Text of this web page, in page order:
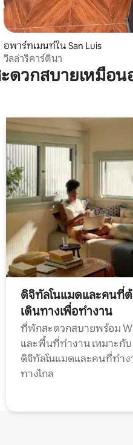
อพาร์ทเมนท์ใน San Luis
วิลล่าริคาร์ดินา
ดวกสบายเหมือ
ดิจิทัลโนแมดและคนที่
เดินทางเพื่อทำงาน
ที่พักสะดวกสบายพร้อม
และพื้นที่ทำงาน เหมาะกับ
ดิจิทัลโนแมดและคนที่ทำง
ทางไกล